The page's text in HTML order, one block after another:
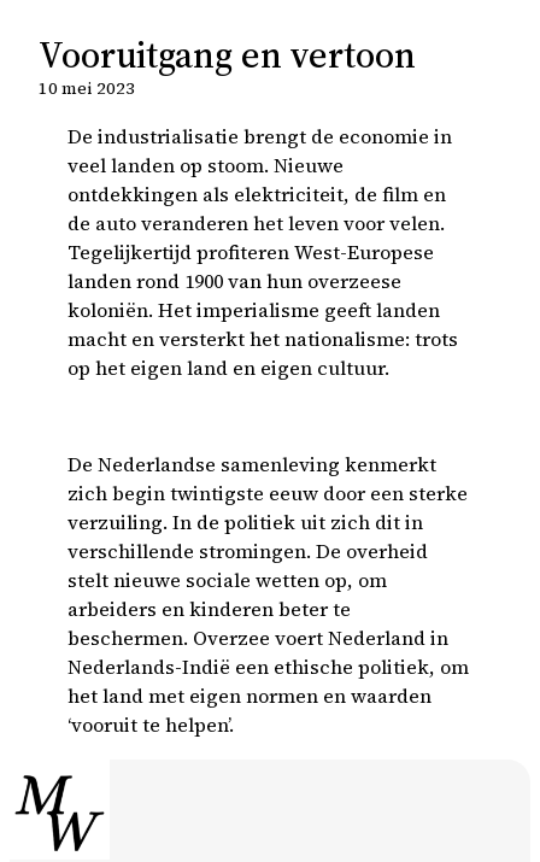
Vooruitgang en vertoon
10 mei 2023
De industrialisatie brengt de economie in
veel landen op stoom. Nieuwe
ontdekkingen als elektriciteit, de film en
de auto veranderen het leven voor velen.
Tegelijkertijd profiteren West-Europese
landen rond 1900 van hun overzeese
koloniën. Het imperialisme geeft landen
macht en versterkt het nationalisme: trots
op het eigen land en eigen cultuur.
De Nederlandse samenleving kenmerkt
zich begin twintigste eeuw door een sterke
verzuiling. In de politiek uit zich dit in
verschillende stromingen. De overheid
stelt nieuwe sociale wetten op, om
arbeiders en kinderen beter te
beschermen. Overzee voert Nederland in
Nederlands-Indië een ethische politiek, om
het land met eigen normen en waarden
‘vooruit te helpen’.